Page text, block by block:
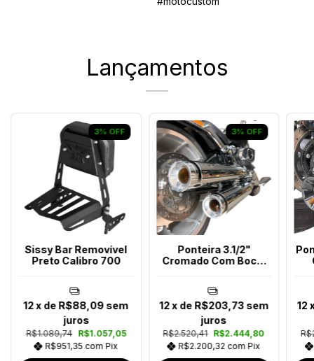
Lançamentos
3% OFF
Sissy Bar Removível
Preto Calibro 700
R$1.089,74
R$1.057,05
R$951,35 com Pix
12x de R$88,09 sem
juros
3% OFF
Ponteira 3.1/2"
Cromado Com Bocal
R$2.520,41 R$2.444,80
R$2.200,32 com Pix
12x de R$203,73 sem
juros
12